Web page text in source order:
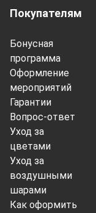
Покупателям
Бонусная
программа
Оформление
мероприятий
Гарантии
Вопрос-ответ
Уход за
цветами
Уход за
воздушными
шарами
Как оформить